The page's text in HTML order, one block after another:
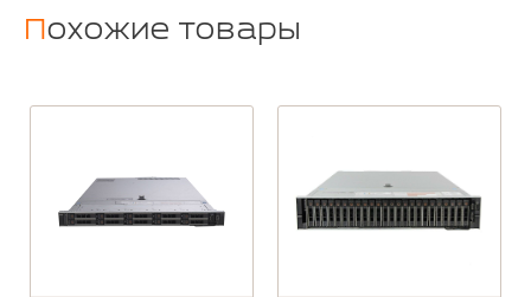
Похожие товары